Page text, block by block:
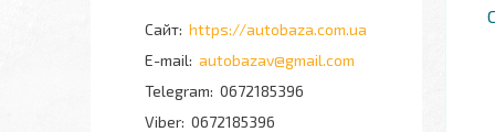
https://autobaza.com.ua
autobazav@gmail.com
0672185396
0672185396